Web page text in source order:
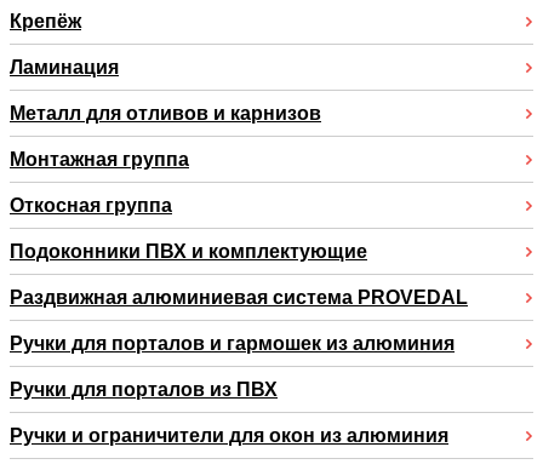
Крепёж
Ламинация
Металл для отливов и карнизов
Монтажная группа
Откосная группа
Подоконники ПВХ и комплектующие
Раздвижная алюминиевая система PROVEDAL
Ручки для порталов и гармошек из алюминия
Ручки для порталов из ПВХ
Ручки и ограничители для окон из алюминия